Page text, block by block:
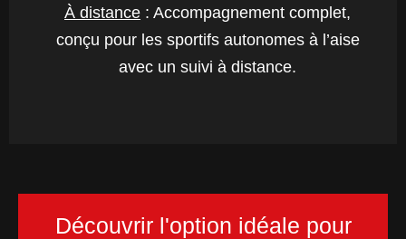
À distance : Accompagnement complet,
conçu pour les sportifs autonomes à l’aise
avec un suivi à distance.
Découvrir l'option idéale pour